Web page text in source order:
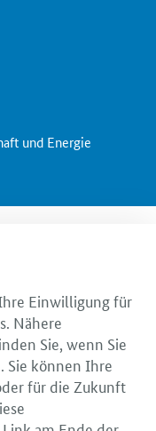
und Energie
Einwilligung für
Nähere
Sie, wenn Sie
Sie können Ihre
für die Zukunft